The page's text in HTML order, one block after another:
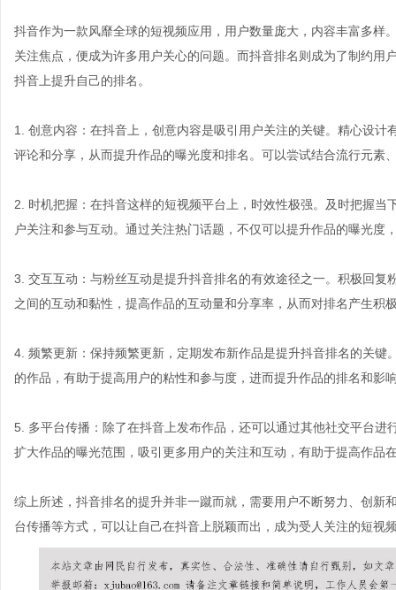
抖音作为一款风靡全球的短视频应用，用户数量庞大，内容丰富多样
关注焦点，便成为许多用户关心的问题。而抖音排名则成为了制约
抖音上提升自己的排名。
1. 创意内容：在抖音上，创意内容是吸引用户关注的关键。精心设
评论和分享，从而提升作品的曝光度和排名。可以尝试结合流行元素
2. 时机把握：在抖音这样的短视频平台上，时效性极强。及时把握
户关注和参与互动。通过关注热门话题，不仅可以提升作品的曝光度
3. 交互互动：与粉丝互动是提升抖音排名的有效途径之一。积极回
之间的互动和黏性，提高作品的互动量和分享率，从而对排名产生积
4. 频繁更新：保持频繁更新，定期发布新作品是提升抖音排名的关
的作品，有助于提高用户的粘性和参与度，进而提升作品的排名和影
5. 多平台传播：除了在抖音上发布作品，还可以通过其他社交平台
扩大作品的曝光范围，吸引更多用户的关注和互动，有助于提高作品
综上所述，抖音排名的提升并非一蹴而就，需要用户不断努力、创新
台传播等方式，可以让自己在抖音上脱颖而出，成为受人关注的短